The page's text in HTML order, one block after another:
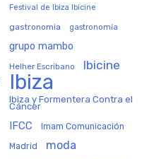
Festival de Ibiza Ibicine
gastronomia gastronomía
grupo mambo
Helher Escribano Ibicine
Ibiza
Ibiza y Formentera Contra el
Cáncer
IFCC Imam Comunicación
Madrid moda